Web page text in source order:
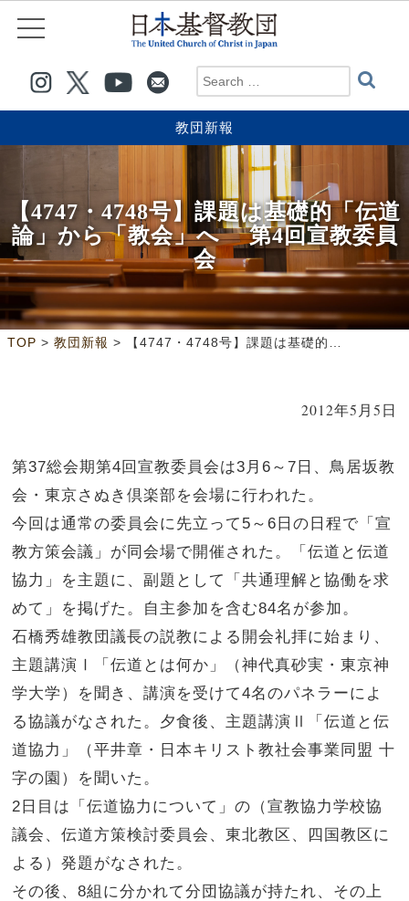
教団新報
【4747・4748号】課題は基礎的「伝道
論」から「教会」へ 第4回宣教委員
会
TOP > 教団新報 > 【4747・4748号】課題は基礎的「伝道論」から「教会」へ 第4回宣教委員会
2012年5月5日
第37総会期第4回宣教委員会は3月6～7日、鳥居坂教
会・東京さぬき倶楽部を会場に行われた。
今回は通常の委員会に先立って5～6日の日程で「宣
教方策会議」が同会場で開催された。「伝道と伝道
協力」を主題に、副題として「共通理解と協働を求
めて」を掲げた。自主参加を含む84名が参加。
石橋秀雄教団議長の説教による開会礼拝に始まり、
主題講演Ⅰ「伝道とは何か」（神代真砂実・東京神
学大学）を聞き、講演を受けて4名のパネラーによ
る協議がなされた。夕食後、主題講演Ⅱ「伝道と伝
道協力」（平井章・日本キリスト教社会事業同盟 十
字の園）を聞いた。
2日目は「伝道協力について」の（宣教協力学校協
議会、伝道方策検討委員会、東北教区、四国教区に
よる）発題がなされた。
その後、8組に分かれて分団協議が持たれ、その上